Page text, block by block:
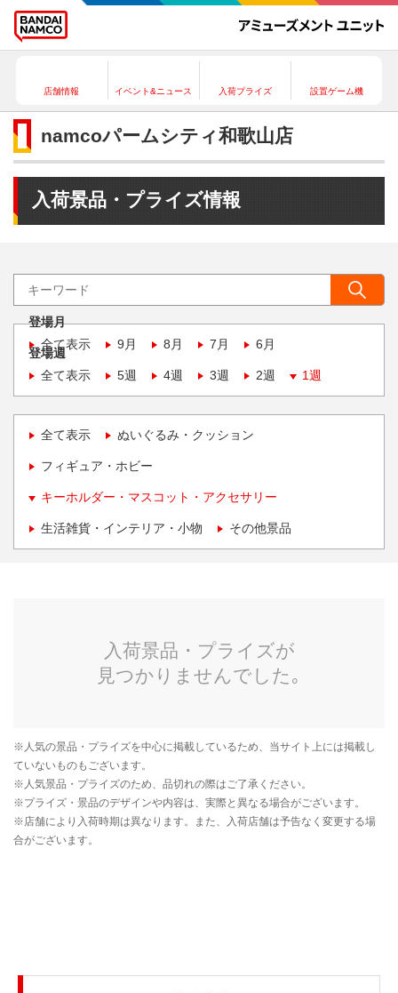
店舗情報 イベント&ニュース 入荷プライズ 設置ゲーム機
namcoパームシティ和歌山店
入荷景品・プライズ情報
登場月
全て表示
9月 8月 7月 6月
登場週
全て表示
5週 4週 3週 2週 1週
全て表示 ぬいぐるみ・クッション
フィギュア・ホビー
キーホルダー・マスコット・アクセサリー
生活雑貨・インテリア・小物 その他景品